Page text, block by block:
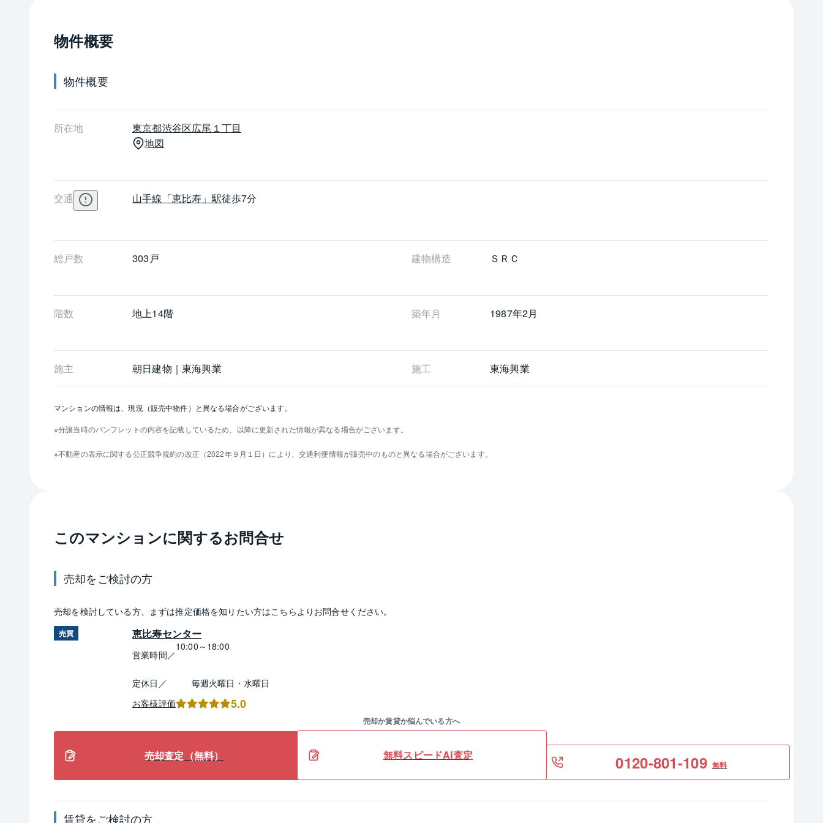
物件概要
物件概要
所在地 東京都渋谷区広尾１丁目
地図
交通 山手線 「恵比寿」駅徒歩7分
総戸数 303戸 建物構造 ＳＲＣ
階数 地上14階 築年月 1987年2月
施主 朝日建物｜東海興業 施工 東海興業
マンションの情報は、現況（販売中物件）と異なる場合がございます。
分譲当時のパンフレットの内容を記載しているため、以降に更新された情報が異なる場合がございます。
不動産の表示に関する公正競争規約の改正（2022年９月１日）により、交通利便情報が販売中のものと異なる場合がございます。
このマンションに関するお問合せ
売却をご検討の方
売却を検討している方、まずは推定価格を知りたい方はこちらよりお問合せください。
売買 恵比寿センター
営業時間／
10:00～18:00
定休日／
毎週火曜日・水曜日
お客様評価
5.0
売却査定（無料）
売却か賃貸か悩んでいる方へ
無料スピードAI査定 0120-801-109 無料
賃貸をご検討の方